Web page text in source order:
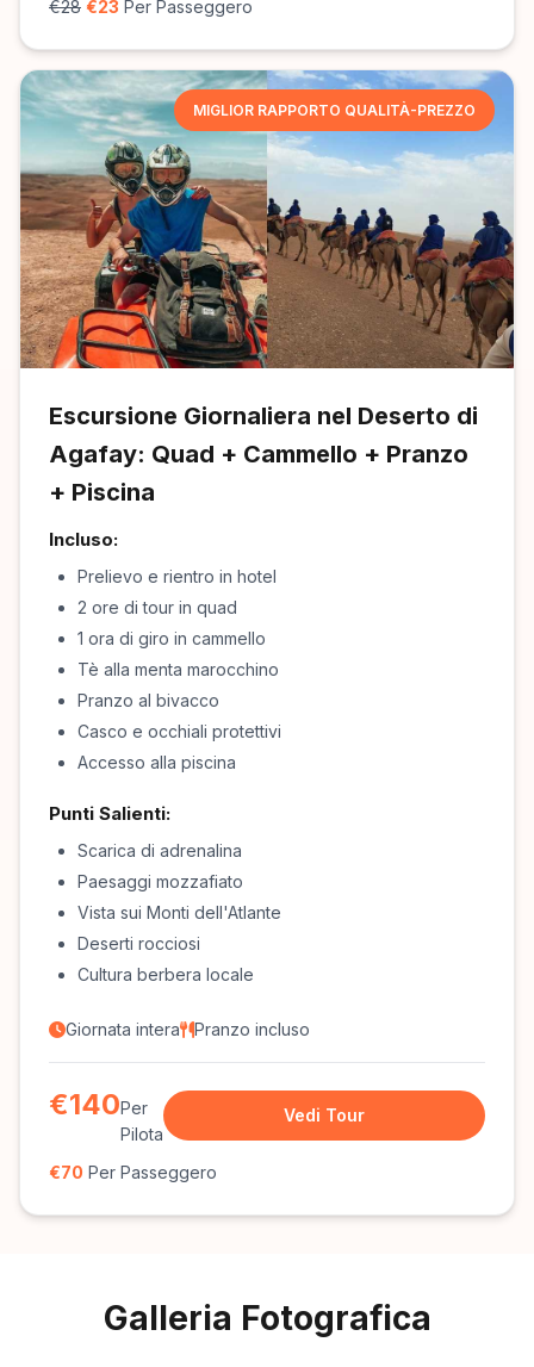
€28 €23 Per Passeggero
MIGLIOR RAPPORTO QUALITÀ-PREZZO
Escursione Giornaliera nel Deserto di
Agafay: Quad + Cammello + Pranzo
+ Piscina
Incluso:
Prelievo e rientro in hotel
2 ore di tour in quad
1 ora di giro in cammello
Tè alla menta marocchino
Pranzo al bivacco
Casco e occhiali protettivi
Accesso alla piscina
Punti Salienti:
Scarica di adrenalina
Paesaggi mozzafiato
Vista sui Monti dell'Atlante
Deserti rocciosi
Cultura berbera locale
Giornata intera Pranzo incluso
€140Per
Pilota
Vedi Tour
€70 Per Passeggero
Galleria Fotografica